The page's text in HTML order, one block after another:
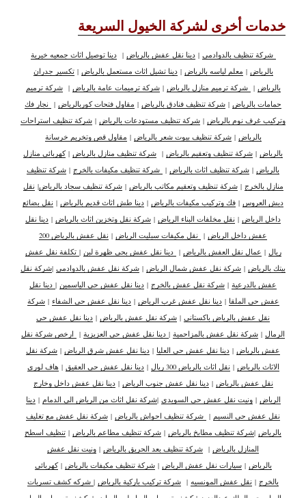
خدمات أخرى لشركة الخيول السريعة
شركة تنظيف بالدوادمي |دينا نقل عفش بالرياض |دينا توصيل اثاث جمعيه خيرية
بالرياض | معلم لياسه بالرياض |دينا تشيل اثاث مستعمل بالرياض |تكسير جدران
بالرياض | شركة ترميم منازل بالرياض |شركة ترميمات عامة بالرياض |شركة ترميم
حمامات بالرياض | شركة تنظيف فنادق بالرياض | مقاول فتحات كوربالرياض |
نجار فك
وتركيب غرف نوم بالرياض | شركة تنظيف مستودعات بالرياض | شركة تنظيف استراحات
بالرياض |شركة تنظيف بيوت شعر بالرياض | مقاول قص وتخريم خرسانة
بالرياض | شركة تنظيف وتعقيم بالرياض | شركة تنظيف منازل بالرياض |كهربائي منازل
بالرياض | شركة تنظيف اثاث بالرياض | شركة تنظيف مكيفات بالخرج | شركة تنظيف
منازل بالخرج |شركة تنظيف وتعقيم مكاتب بالرياض |شركة تنظيف سجاد بالرياض| نقل
دبش العروس | فك وتركيب مكيفات بالرياض | دينا طش اثاث قديم بالرياض | نقل بضائع
داخل الرياض | نقل مخلفات البناء الرياض | شركة نقل وتخزين اثاث بالرياض | دينا نقل
عفش داخل الرياض | نقل مكيفات سبليت الرياض |
نقل عفش بالرياض 200
ريال | عمال نقل العفش بالرياض | دينا نقل عفش بحي ظهرة لبن | تكلفة نقل عفش
بيتك بالرياض | شركة نقل عفش شمال الرياض | شركة نقل عفش بالدوادمي |شركة نقل
عفش بالدرعية | شركة نقل عفش بالخرج | دينا نقل عفش حي الياسمين | دينا نقل
عفش حي الملقا |دينا نقل عفش غرب الرياض |دينا نقل عفش حي الشفاء |شركة
نقل عفش بالرياض باكستاني | شركة نقل عفش بالرياض | دينا نقل عفش حي
الرمال | شركة نقل عفش بالمزاحمية | دينا نقل عفش حي العزيزية |
ارخص شركة نقل
عفش بالرياض | دينا نقل عفش حي العليا | دينا نقل عفش شرق الرياض | شركة نقل
الاثاث بالرياض | نقل اثاث بالرياض 300 ريال |دينا نقل عفش حي العقيق | هاف لوري
نقل عفش بالرياض |دينا نقل عفش جنوب الرياض |دينا نقل عفش داخل وخارج
الرياض |ونيت نقل عفش حي السويدي |شركة نقل اثاث من الرياض الى الدمام |دينا
نقل عفش حي النسيم | شركة تنظيف احواش بالرياض | شركة نقل عفش مع تغليف
بالرياض |شركة تنظيف مطابخ بالرياض | شركة تنظيف مطاعم بالرياض | تنظيف اسطح
المنازل بالرياض | شركة تنظيف بعد الحريق بالرياض | ونيت نقل عفش
بالرياض |سيارات نقل عفش الرياض |شركة تنظيف مكيفات بالرياض |كهربائي
بالخرج | نقل عفش المونسيه | شركة تركيب باركية بالرياض | شركه كشف تسربات